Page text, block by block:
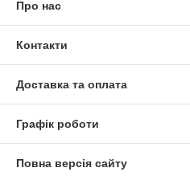
Про нас
Контакти
Доставка та оплата
Графік роботи
Повна версія сайту